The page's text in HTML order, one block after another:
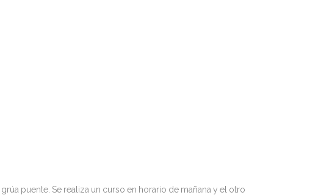
puente. Se realiza un curso en horario de mañana y el otro